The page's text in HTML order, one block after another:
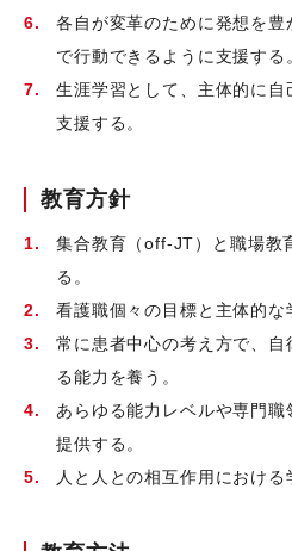
各自が変革のために発想を
で行動できるように支援する
生涯学習として、主体的に自
支援する。
教育方針
集合教育（off-JT）と職場教
る。
看護職個々の目標と主体的な
常に患者中心の考え方で、自
る能力を養う。
あらゆる能力レベルや専門
提供する。
人と人との相互作用における